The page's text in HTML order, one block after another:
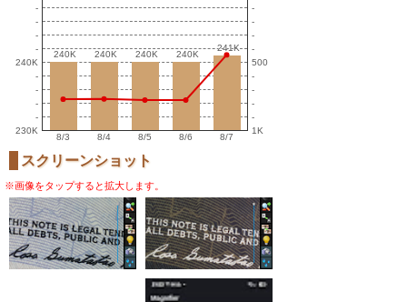
-
-
-
-
240K
-
-
-
-
230K
240K
240K 240K
240K 240K
240K 240K
240K
241K
241K
8/3 8/4 8/5 8/6 8/7
-
-
-
-
500
-
-
-
-
1K
スクリーンショット
※画像をタップすると拡大します。